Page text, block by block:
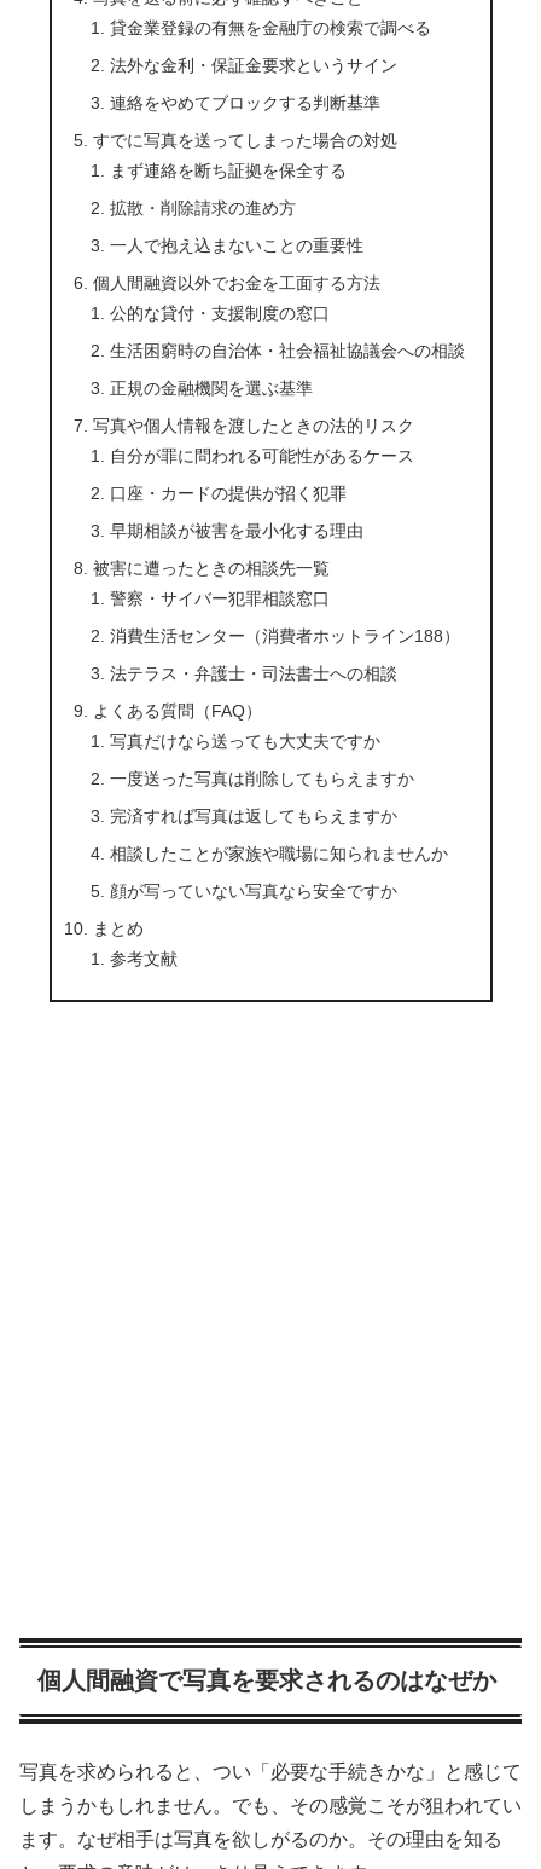
貸金業登録の有無を金融庁の検索で調べる
法外な金利・保証金要求というサイン
連絡をやめてブロックする判断基準
すでに写真を送ってしまった場合の対処
まず連絡を断ち証拠を保全する
拡散・削除請求の進め方
一人で抱え込まないことの重要性
個人間融資以外でお金を工面する方法
公的な貸付・支援制度の窓口
生活困窮時の自治体・社会福祉協議会への相談
正規の金融機関を選ぶ基準
写真や個人情報を渡したときの法的リスク
自分が罪に問われる可能性があるケース
口座・カードの提供が招く犯罪
早期相談が被害を最小化する理由
被害に遭ったときの相談先一覧
警察・サイバー犯罪相談窓口
消費生活センター（消費者ホットライン188）
法テラス・弁護士・司法書士への相談
よくある質問（FAQ）
写真だけなら送っても大丈夫ですか
一度送った写真は削除してもらえますか
完済すれば写真は返してもらえますか
相談したことが家族や職場に知られませんか
顔が写っていない写真なら安全ですか
まとめ
参考文献
個人間融資で写真を要求されるのはなぜか
写真を求められると、つい「必要な手続きかな」と感じて
しまうかもしれません。でも、その感覚こそが狙われてい
ます。なぜ相手は写真を欲しがるのか。その理由を知る